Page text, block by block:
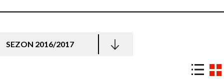
SEZON 2016/2017